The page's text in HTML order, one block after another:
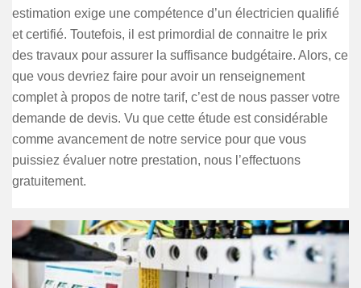
estimation exige une compétence d’un électricien qualifié
et certifié. Toutefois, il est primordial de connaitre le prix
des travaux pour assurer la suffisance budgétaire. Alors, ce
que vous devriez faire pour avoir un renseignement
complet à propos de notre tarif, c’est de nous passer votre
demande de devis. Vu que cette étude est considérable
comme avancement de notre service pour que vous
puissiez évaluer notre prestation, nous l’effectuons
gratuitement.